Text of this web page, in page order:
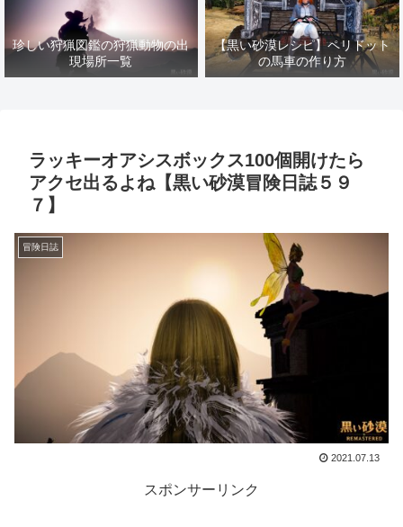
珍しい狩猟図鑑の狩猟動物の出
現場所一覧
【黒い砂漠レシピ】ペリドット
の馬車の作り方
ラッキーオアシスボックス100個開けたら
アクセ出るよね【黒い砂漠冒険日誌５９
７】
冒険日誌
2021.07.13
スポンサーリンク